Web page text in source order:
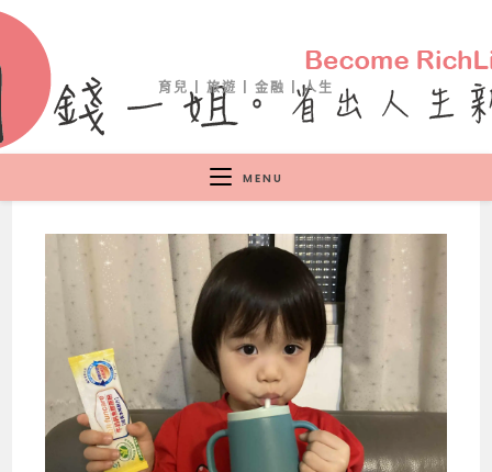
育兒 | 旅遊 | 金融 | 人生
MENU